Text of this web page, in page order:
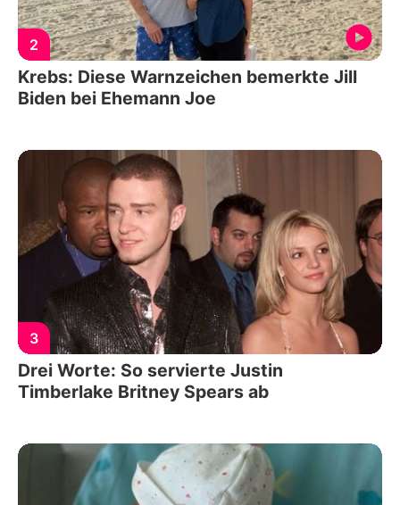
2
Krebs: Diese Warnzeichen bemerkte Jill
Biden bei Ehemann Joe
3
Drei Worte: So servierte Justin
Timberlake Britney Spears ab